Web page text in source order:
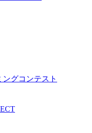
グコンテスト